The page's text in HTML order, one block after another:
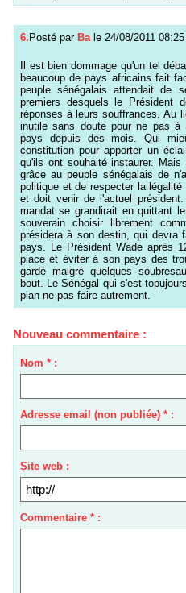
6. Posté par Ba le 24/08/2011 08:25
Il est bien dommage qu'un tel
beaucoup de pays africains fait
peuple sénégalais attendait de
premiers desquels le Président
réponses à leurs souffrances. Au
inutile sans doute pour ne pas à
pays depuis des mois. Qui
constitution pour apporter un
qu'ils ont souhaité instaurer.
grâce au peuple sénégalais de
politique et de respecter la
et doit venir de l'actuel
mandat se grandirait en quittant
souverain choisir librement
présidera à son destin, qui devra
pays. Le Président Wade après
place et éviter à son pays des
gardé malgré quelques
bout. Le Sénégal qui s'est
plan ne pas faire autrement.
Nouveau commentaire :
Nom * :
Adresse email (non publiée) * :
Site web :
Commentaire * :